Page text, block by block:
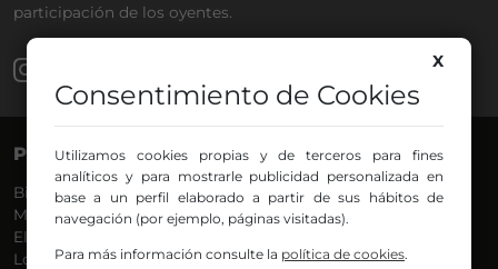
participación de los oyentes.
PROGRAMAS
Bilbosport
Más Música
El Madrugador
Lo Más Nuevo
VOCES
Agurtzane
Belén Ollero
Eduardo
X
Consentimiento de Cookies
Utilizamos cookies propias y de terceros para fines
analíticos y para mostrarle publicidad personalizada en
base a un perfil elaborado a partir de sus hábitos de
navegación (por ejemplo, páginas visitadas).
Para más información consulte la política de cookies.